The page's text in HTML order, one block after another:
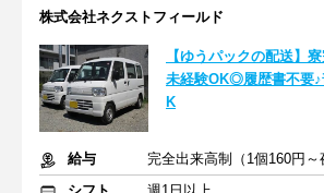
株式会社ネクストフィールド
【ゆうパックの配送】
未経験OK◎履歴書不要
K
給与
完全出来高制（1個160円～